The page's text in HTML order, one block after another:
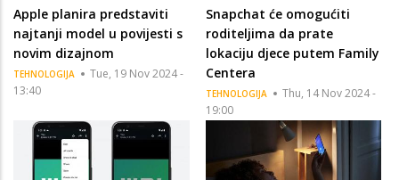
Apple planira predstaviti
najtanji model u povijesti s
novim dizajnom
TEHNOLOGIJA
Tue, 19 Nov 2024 -
13:40
Snapchat će omogućiti
roditeljima da prate
lokaciju djece putem Family
Centera
TEHNOLOGIJA
Thu, 14 Nov 2024 -
19:00